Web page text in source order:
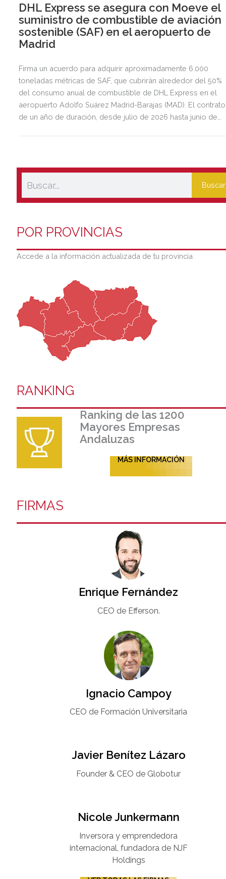
DHL Express se asegura con Moeve el
suministro de combustible de aviación
sostenible (SAF) en el aeropuerto de
Madrid
Firma un acuerdo para adquirir aproximadamente 6.000
toneladas métricas de SAF, que cubrirán alrededor del 50%
del consumo anual de combustible de DHL Express en el
aeropuerto Adolfo Suárez Madrid-Barajas (MAD). El
de un año de duración, desde julio de 2026 hasta junio de
Buscar
POR PROVINCIAS
Accede a la información actualizada de tu provincia
RANKING
Ranking de las 1200
Mayores Empresas
Andaluzas
MÁS INFORMACIÓN
FIRMAS
Enrique Fernández
CEO de Efferson.
Ignacio Campoy​
CEO de Formación Universitaria​
Javier Benítez Lázaro
Founder & CEO de Globotur​
Nicole Junkermann​
Inversora y emprendedora
internacional, fundadora de NJF
Holdings